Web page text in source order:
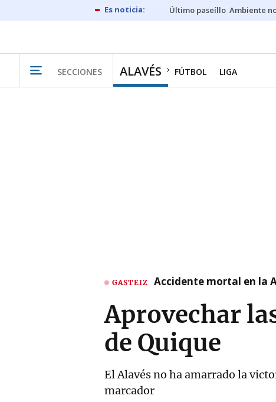
Último paseíllo Ambiente
SECCIONES ALAVÉS FÚTBOL LIGA
GASTEIZ Accidente mortal en la
Aprovechar
de Quique
El Alavés no ha amarrado la
marcador